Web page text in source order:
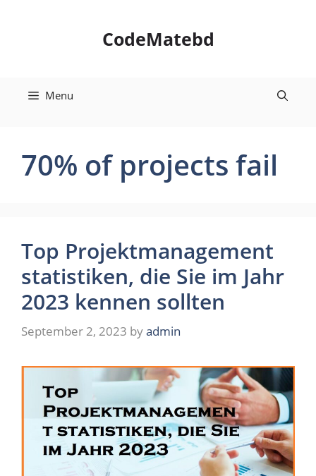
CodeMatebd
Menu
70% of projects fail
Top Projektmanagement
statistiken, die Sie im Jahr
2023 kennen sollten
September 2, 2023 byadmin